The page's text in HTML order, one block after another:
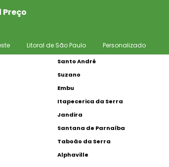
Litoral de São Paulo Personalizado
Santo André
Suzano
Embu
Itapecerica da Serra
Jandira
Santana de Parnaíba
Taboão da Serra
Alphaville